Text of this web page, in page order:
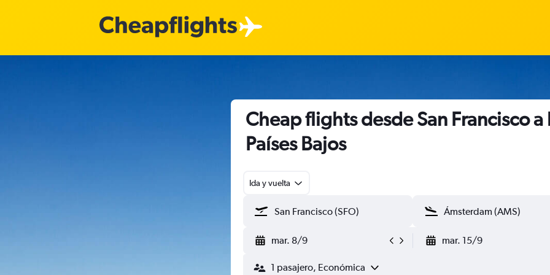
Cheap flights desde San Francisco a
Países Bajos
Ida y vuelta
mar. 8/9 mar. 15/9
1 pasajero, Económica